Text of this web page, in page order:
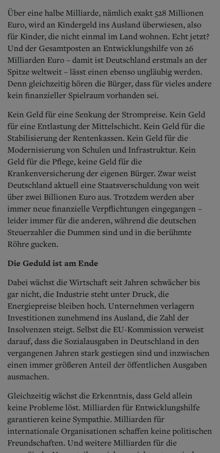
Über eine halbe Milliarde, nämlich exakt 528 Millionen
Euro, wird an Kindergeld ins Ausland überwiesen, also
für Kinder, die nicht einmal im Land wohnen. Echt jetzt?
Und der Gesamtposten an Entwicklungshilfe von 26
Milliarden Euro – damit ist Deutschland erstmals an der
Spitze weltweit – lässt einen ebenso ungläubig werden.
Denn gleichzeitig hören die Bürger, dass für vieles andere
kein finanzieller Spielraum vorhanden sei.
Kein Geld für eine Senkung der Strompreise. Kein Geld
für eine Entlastung der Mittelschicht. Kein Geld für die
Stabilisierung der Rentenkassen. Kein Geld für die
Modernisierung von Schulen und Infrastruktur. Kein
Geld für die Pflege, keine Geld für die
Krankenversicherung der eigenen Bürger. Zwar weist
Deutschland aktuell eine Staatsverschuldung von weit
über zwei Billionen Euro aus. Trotzdem werden aber
immer neue finanzielle Verpflichtungen eingegangen –
leider immer für die anderen, während die deutschen
Steuerzahler die Dummen sind und in die berühmte
Röhre gucken.
Die Geduld ist am Ende
Dabei wächst die Wirtschaft seit Jahren schwächer bis
gar nicht, die Industrie steht unter Druck, die
Energiepreise bleiben hoch. Unternehmen verlagern
Investitionen zunehmend ins Ausland, die Zahl der
Insolvenzen steigt. Selbst die EU-Kommission verweist
darauf, dass die Sozialausgaben in Deutschland in den
vergangenen Jahren stark gestiegen sind und inzwischen
einen immer größeren Anteil der öffentlichen Ausgaben
ausmachen.
Gleichzeitig wächst die Erkenntnis, dass Geld allein
keine Probleme löst. Milliarden für Entwicklungshilfe
garantieren keine Sympathie. Milliarden für
internationale Organisationen schaffen keine politischen
Freundschaften. Und weitere Milliarden für die